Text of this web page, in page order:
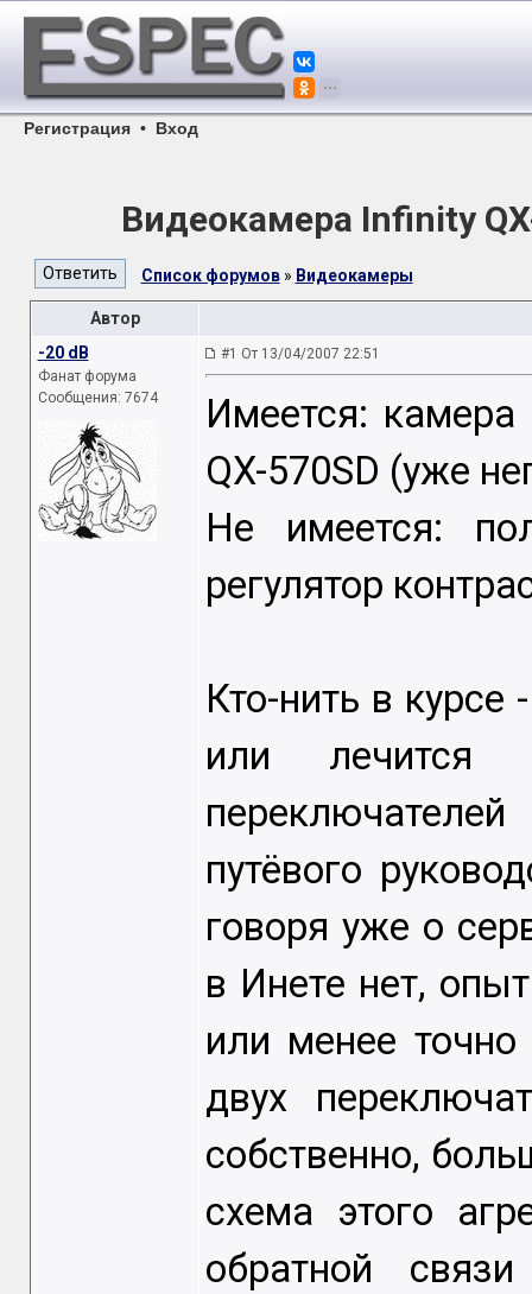
Регистрация • Вход
Видеокамера Infinity
Список форумов» Видеокамеры
Автор
-20 dB
Фанат форума
Сообщения: 7674
#1 От 13/04/2007 22:51
Имеется:
QX-570SD (уже
Не имеется:
регулятор
Кто-нить в курсе
или
путёвого
говоря уже о
в Инете нет,
или менее точно
двух
собственно,
схема этого
обратной